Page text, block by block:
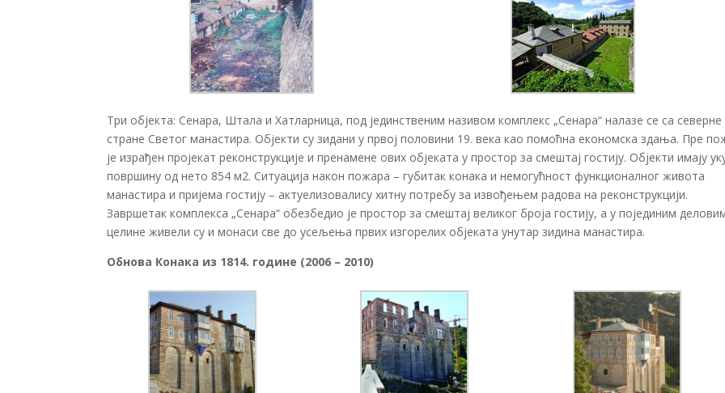
Три објекта: Сенара, Штала и Хатларница, под јединственим називом комплекс „Сенара“ налазе се са северне
стране Светог манастира. Објекти су зидани у првој половини 19. века као помоћна економска здања. Пре
је израђен пројекат реконструкције и пренамене ових објеката у простор за смештај гостију. Објекти имају
површину од нето 854 м2. Ситуација након пожара – губитак конака и немогућност функционалног живота
манастира и пријема гостију – актуелизовалису хитну потребу за извођењем радова на реконструкцији.
Завршетак комплекса „Сенара“ обезбедио је простор за смештај великог броја гостију, а у појединим
целине живели су и монаси све до усељења првих изгорелих објеката унутар зидина манастира.
Обнова Конака из 1814. године (2006 – 2010)